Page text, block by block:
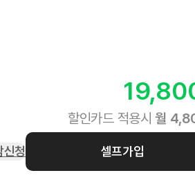
할인카드 적용시 월
신청 셀프가입